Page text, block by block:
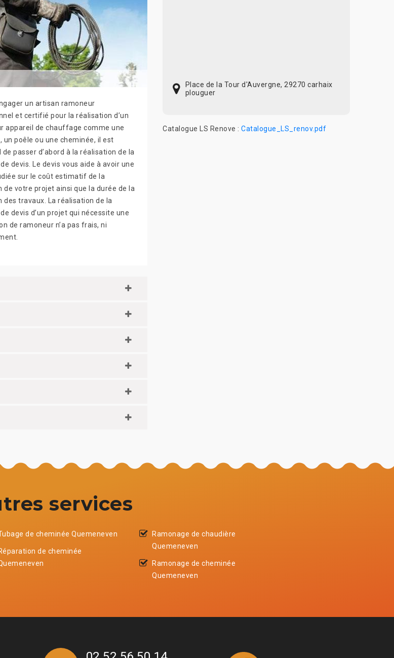
un artisan ramoneur
et certifié pour la réalisation d’un
appareil de chauffage comme une
un poêle ou une cheminée, il est
passer d’abord à la réalisation de la
devis. Le devis vous aide à avoir une
sur le coût estimatif de la
de votre projet ainsi que la durée de la
des travaux. La réalisation de la
devis d’un projet qui nécessite une
de ramoneur n’a pas frais, ni
Place de la Tour d'Auvergne, 29270 carhaix
plouguer
Catalogue LS Renove : Catalogue_LS_renov.pdf
services
de cheminée Quemeneven
de cheminée
Ramonage de chaudière
Quemeneven
Ramonage de cheminée
Quemeneven